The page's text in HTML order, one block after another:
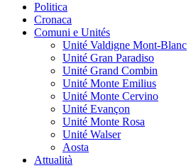
Politica
Cronaca
Comuni e Unités
Unité Valdigne Mont-Blanc
Unité Gran Paradiso
Unité Grand Combin
Unité Monte Emilius
Unité Monte Cervino
Unité Evançon
Unité Monte Rosa
Unité Walser
Aosta
Attualità